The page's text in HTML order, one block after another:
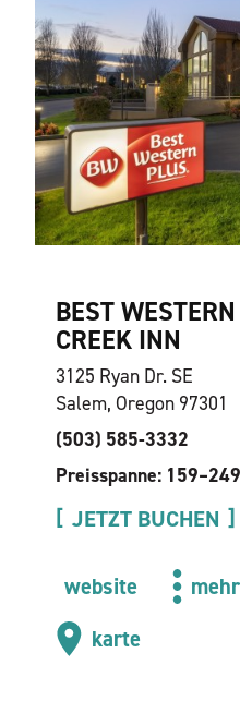
BEST
CREEK INN
3125 Ryan Dr. SE
Salem, Oregon 97301
(503) 585-3332
Preisspanne:
JETZT BUCHEN
website
karte